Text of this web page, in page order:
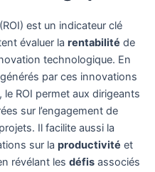
(ROI) est un indicateur clé
évaluer la rentabilité de
technologique. En
par ces innovations
ROI permet aux dirigeants
sur l’engagement de
Il facilite aussi la
sur la productivité et
révélant les défis associés